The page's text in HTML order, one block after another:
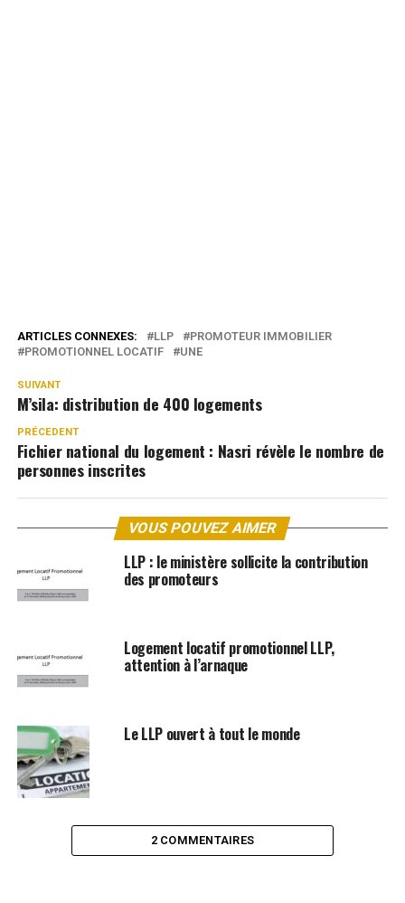
ARTICLES CONNEXES: LLP
PROMOTEUR IMMOBILIER
PROMOTIONNEL LOCATIF
UNE
SUIVANT
M’sila: distribution de 400 logements
PRÉCEDENT
Fichier national du logement : Nasri révèle le nombre de
personnes inscrites
VOUS POUVEZ AIMER
LLP : le ministère sollicite la contribution
des promoteurs
Logement locatif promotionnel LLP,
attention à l’arnaque
Le LLP ouvert à tout le monde
2 COMMENTAIRES